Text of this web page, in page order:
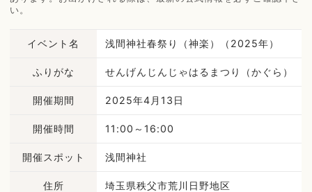
い。
イベント名 浅間神社春祭り（神楽）（2025年）
ふりがな せんげんじんじゃはるまつり（かぐら）
開催期間 2025年4月13日
開催時間 11:00～16:00
開催スポット 浅間神社
住所 埼玉県秩父市荒川日野地区